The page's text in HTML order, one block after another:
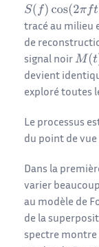
tracé au milieu
de
signal noir
devient
exploré toutes
Le processus
du point de
Dans la
varier
au modèle de
de la
spectre montre